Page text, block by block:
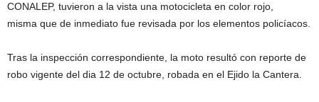
CONALEP, tuvieron a la vista una motocicleta en color rojo,
misma que de inmediato fue revisada por los elementos policíacos.
Tras la inspección correspondiente, la moto resultó con reporte de
robo vigente del dia 12 de octubre, robada en el Ejido la Cantera.